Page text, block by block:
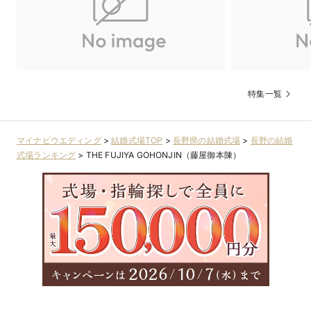
特集一覧
マイナビウエディング>結婚式場TOP > 長野県の結婚式場 > 長野の結婚
式場ランキング > THE FUJIYA GOHONJIN（藤屋御本陳）